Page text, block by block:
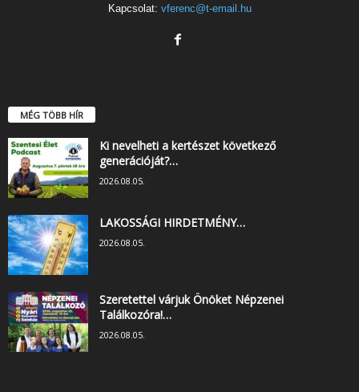
Kapcsolat: vferenc@t-email.hu
MÉG TÖBB HÍR
Ki nevelheti a kertészet következő
generációját?…
2026.08.05.
LAKOSSÁGI HIRDETMÉNY…
2026.08.05.
Szeretettel várjuk Önöket Népzenei
Találkozóra!…
2026.08.05.